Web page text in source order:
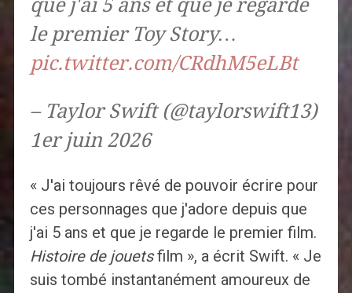
que j'ai 5 ans et que je regarde
le premier Toy Story…
pic.twitter.com/CRdhM5eLBt
– Taylor Swift (@taylorswift13)
1er juin 2026
« J'ai toujours rêvé de pouvoir écrire pour
ces personnages que j'adore depuis que
j'ai 5 ans et que je regarde le premier film.
Histoire de jouetsfilm », a écrit Swift. « Je
suis tombé instantanément amoureux de